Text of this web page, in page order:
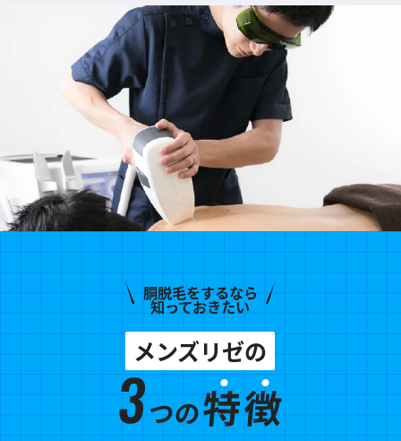
胴脱毛をするなら
知っておきたい
メンズリゼの
3つの特徴